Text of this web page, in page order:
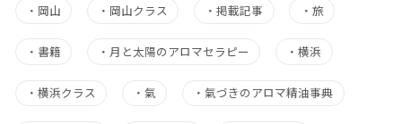
・ 岡山 ・ 岡山クラス ・掲載記事 ・ 旅
・ 書籍 ・ 月と太陽のアロマセラピー ・横浜
・ 横浜クラス ・氣 ・氣づきのアロマ精油事典